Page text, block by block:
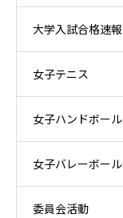
大学入試合格速報
女子テニス
女子ハンドボール
女子バレーボール
委員会活動